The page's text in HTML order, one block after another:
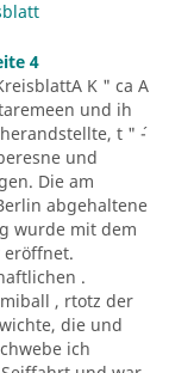
4
K " ca A
und ih
t " ´-
und
Die am
abgehaltene
wurde mit dem
eröffnet.
.
, rtotz der
die und
ich